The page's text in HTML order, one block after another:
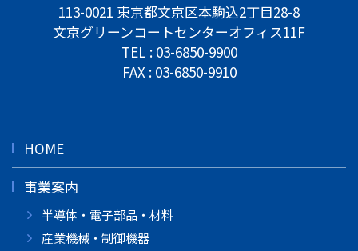
113-0021 東京都文京区本駒込2丁目28-8
文京グリーンコートセンターオフィス11F
TEL : 03-6850-9900
FAX : 03-6850-9910
HOME
事業案内
半導体・電子部品・材料
産業機械・制御機器